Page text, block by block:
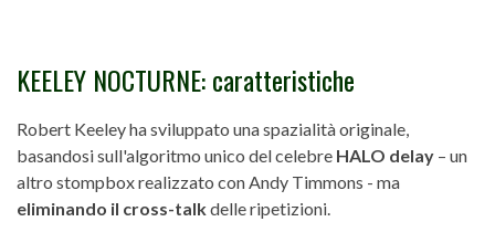
KEELEY NOCTURNE: caratteristiche
Robert Keeley ha sviluppato una spazialità originale,
basandosi sull'algoritmo unico del celebre HALO delay – un
altro stompbox realizzato con Andy Timmons - ma
eliminando il cross-talkdelle ripetizioni.